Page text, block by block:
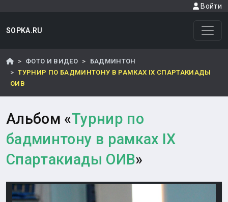
Войти
SOPKA.RU
ФОТО И ВИДЕО
БАДМИНТОН
ТУРНИР ПО БАДМИНТОНУ В РАМКАХ IX СПАРТАКИАДЫ
ОИВ
Альбом «Турнир по
бадминтону в рамках IX
Спартакиады ОИВ»